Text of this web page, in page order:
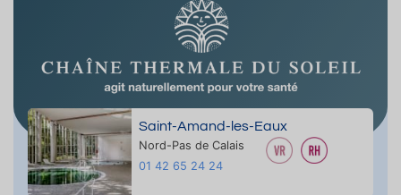
Saint-Amand-les-Eaux
Nord-Pas de Calais
01 42 65 24 24